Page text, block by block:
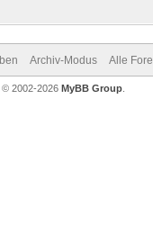
Archiv-Modus Alle
, © 2002-2026 MyBB Group